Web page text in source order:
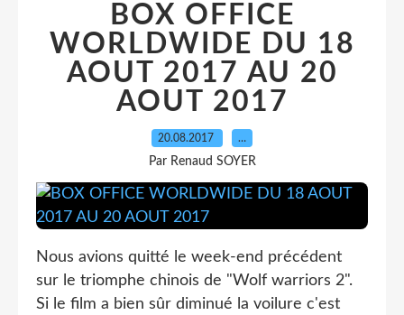
BOX OFFICE
WORLDWIDE DU 18
AOUT 2017 AU 20
AOUT 2017
20.08.2017 …
Par Renaud SOYER
Nous avions quitté le week-end précédent
sur le triomphe chinois de "Wolf warriors 2".
Si le film a bien sûr diminué la voilure c'est